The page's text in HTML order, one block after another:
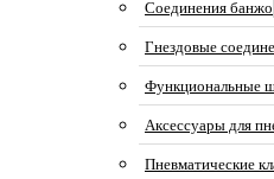
Соединения банжо
Гнездовые
Функциональные
Аксессуары для
Пневматические